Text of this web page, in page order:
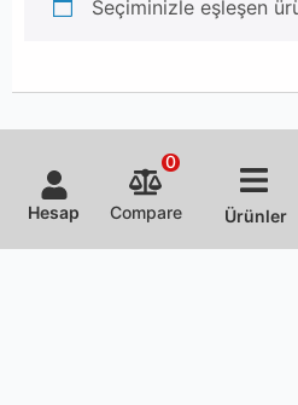
Seçiminizle eşleşen
Hesap Compare
0
Ürünler